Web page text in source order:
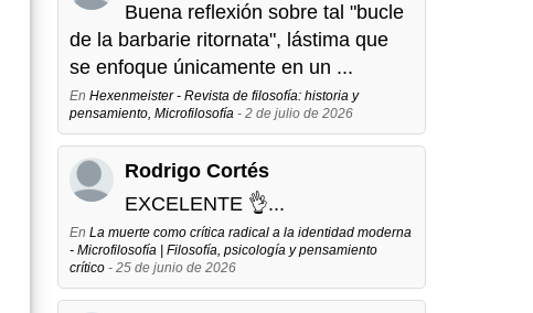
Buena reflexión sobre tal "bucle
de la barbarie ritornata", lástima que
se enfoque únicamente en un ...
En Hexenmeister - Revista de filosofía: historia y
pensamiento, Microfilosofía - 2 de julio de 2026
Rodrigo Cortés
EXCELENTE 👌...
En La muerte como crítica radical a la identidad moderna
- Microfilosofía | Filosofía, psicología y pensamiento
crítico - 25 de junio de 2026